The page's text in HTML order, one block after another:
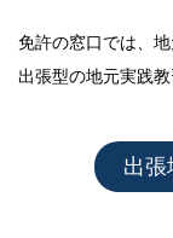
免許の窓口では、
出張型の地元実践
出張